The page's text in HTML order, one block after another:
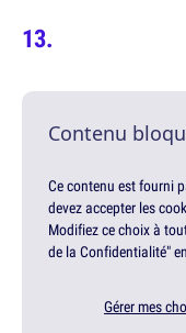
Contenu
Ce contenu est fourni
devez accepter les
Modifiez ce choix à
de la Confidentialité"
Gérer mes